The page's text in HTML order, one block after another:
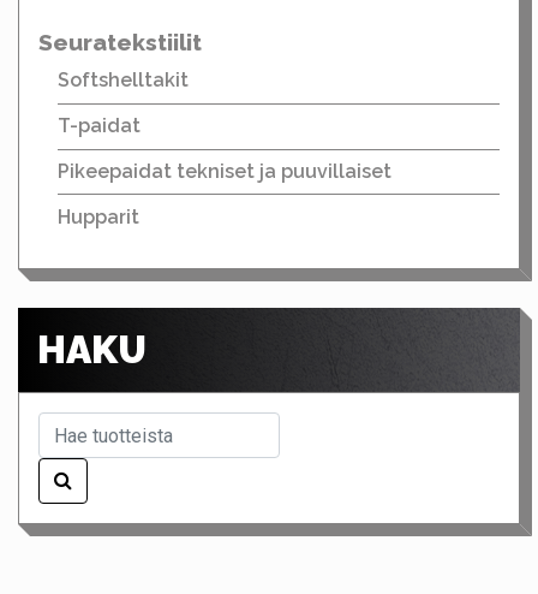
Seuratekstiilit
Softshelltakit
T-paidat
Pikeepaidat tekniset ja puuvillaiset
Hupparit
HAKU